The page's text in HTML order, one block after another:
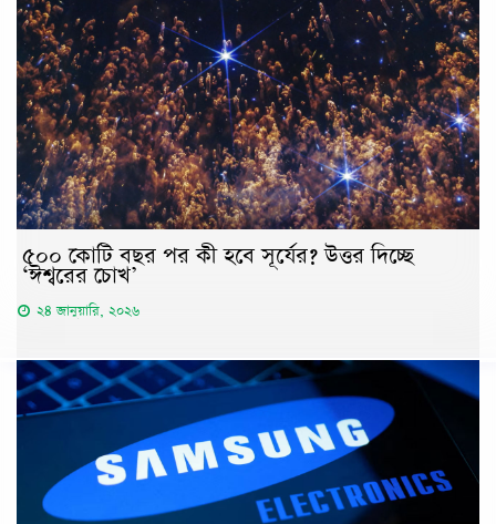
৫০০ কোটি বছর পর কী হবে সূর্যের? উত্তর দিচ্ছে
‘ঈশ্বরের চোখ’
২৪ জানুয়ারি, ২০২৬